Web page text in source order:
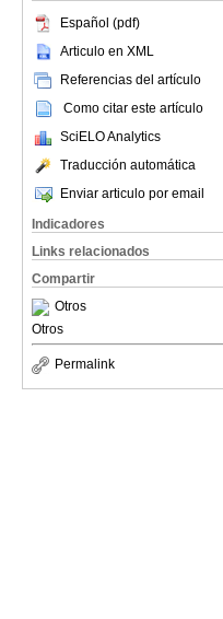
Español (pdf)
Articulo en XML
Referencias del artículo
Como citar este artículo
SciELO Analytics
Traducción automática
Enviar articulo por email
Indicadores
Links relacionados
Compartir
Otros
Otros
Permalink